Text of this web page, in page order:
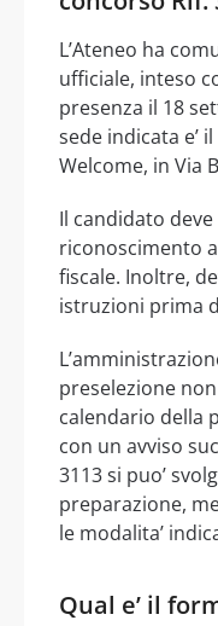
L’Ateneo ha
ufficiale, inteso
presenza il 18
sede indicata e’
Welcome, in Via
Il candidato
riconoscimento
fiscale. Inoltre,
istruzioni prima
preselezione non
calendario della
con un avviso
3113 si puo’
preparazione,
le modalita’
Qual e’ il